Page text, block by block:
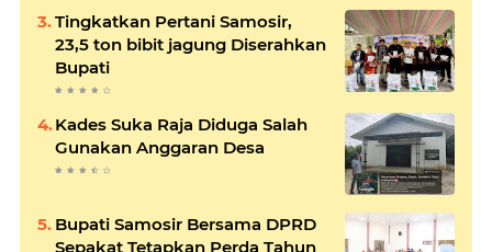
Tingkatkan Pertani Samosir,
23,5 ton bibit jagung Diserahkan
Bupati
Kades Suka Raja Diduga Salah
Gunakan Anggaran Desa
Bupati Samosir Bersama DPRD
Sepakat Tetapkan Perda Tahun